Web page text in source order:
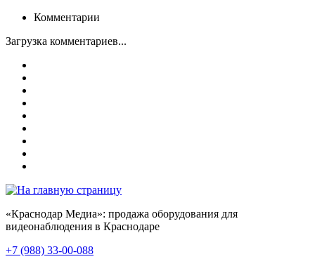
Комментарии
Загрузка комментариев...
«Краснодар Медиа»: продажа оборудования для
видеонаблюдения в Краснодаре
+7 (988) 33-00-088